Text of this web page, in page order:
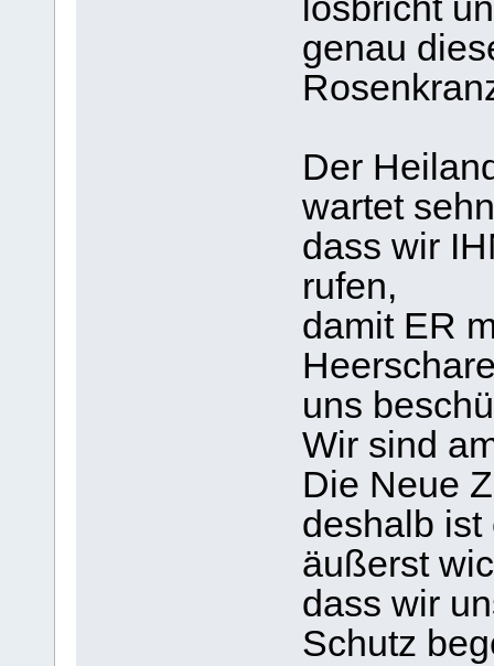
losbricht
genau
Der
wartet
dass wir
rufen,
damit ER
uns
Wir sind
Die Neue
deshalb ist
äußerst
dass wir
Schutz